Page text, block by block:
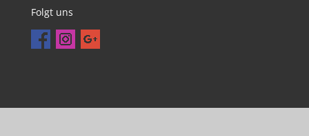
Folgt uns